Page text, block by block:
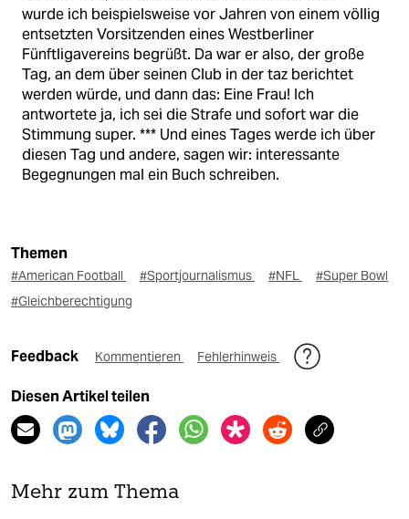
wurde ich beispielsweise vor Jahren von einem völlig
entsetzten Vorsitzenden eines Westberliner
Fünftligavereins begrüßt. Da war er also, der große
Tag, an dem über seinen Club in der taz berichtet
werden würde, und dann das: Eine Frau! Ich
antwortete ja, ich sei die Strafe und sofort war die
Stimmung super. *** Und eines Tages werde ich über
diesen Tag und andere, sagen wir: interessante
Begegnungen mal ein Buch schreiben.
Themen
#American Football #Sportjournalismus #NFL
#Super Bowl
#Gleichberechtigung
Feedback Kommentieren Fehlerhinweis
Diesen Artikel teilen
Mehr zum Thema